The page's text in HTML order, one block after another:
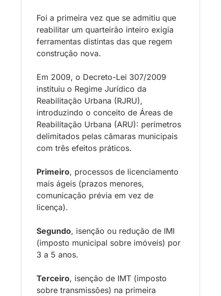
Foi a primeira vez que se admitiu que
reabilitar um quarteirão inteiro exigia
ferramentas distintas das que regem
construção nova.
Em 2009, o Decreto-Lei 307/2009
instituiu o Regime Jurídico da
Reabilitação Urbana (RJRU),
introduzindo o conceito de Áreas de
Reabilitação Urbana (ARU): perímetros
delimitados pelas câmaras municipais
com três efeitos práticos.
Primeiro, processos de licenciamento
mais ágeis (prazos menores,
comunicação prévia em vez de
licença).
Segundo, isenção ou redução de IMI
(imposto municipal sobre imóveis) por
3 a 5 anos.
Terceiro, isenção de IMT (imposto
sobre transmissões) na primeira